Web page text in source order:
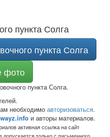
пункта Солга
пункта Солга
фото
пункта Солга.
необходимо авторизоваться.
и авторы материалов.
активная ссылка на сайт